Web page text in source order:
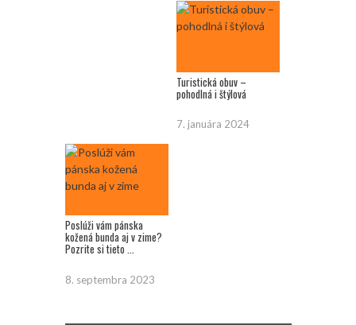
Turistická obuv –
pohodlná i štýlová
7. januára 2024
Poslúži vám pánska
kožená bunda aj v zime?
Pozrite si tieto ...
8. septembra 2023